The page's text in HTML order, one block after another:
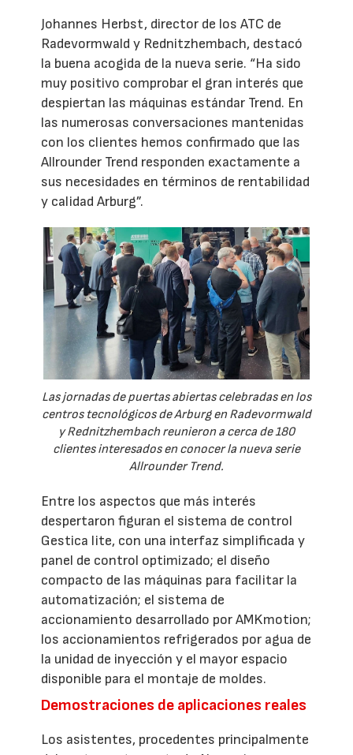
Johannes Herbst, director de los ATC de
Radevormwald y Rednitzhembach, destacó
la buena acogida de la nueva serie. “Ha sido
muy positivo comprobar el gran interés que
despiertan las máquinas estándar Trend. En
las numerosas conversaciones mantenidas
con los clientes hemos confirmado que las
Allrounder Trend responden exactamente a
sus necesidades en términos de rentabilidad
y calidad Arburg”.
Las jornadas de puertas abiertas celebradas en los
centros tecnológicos de Arburg en Radevormwald
y Rednitzhembach reunieron a cerca de 180
clientes interesados en conocer la nueva serie
Allrounder Trend.
Entre los aspectos que más interés
despertaron figuran el sistema de control
Gestica lite, con una interfaz simplificada y
panel de control optimizado; el diseño
compacto de las máquinas para facilitar la
automatización; el sistema de
accionamiento desarrollado por AMKmotion;
los accionamientos refrigerados por agua de
la unidad de inyección y el mayor espacio
disponible para el montaje de moldes.
Demostraciones de aplicaciones reales
Los asistentes, procedentes principalmente